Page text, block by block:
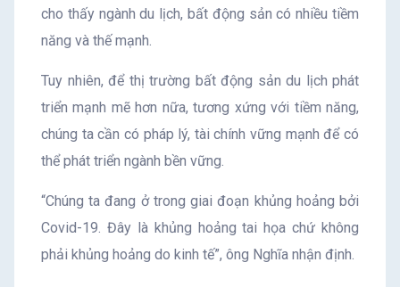
cho thấy ngành du lịch, bất động sản có nhiều tiềm
năng và thế mạnh.
Tuy nhiên, để thị trường bất động sản du lịch phát
triển mạnh mẽ hơn nữa, tương xứng với tiềm năng,
chúng ta cần có pháp lý, tài chính vững mạnh để có
thể phát triển ngành bền vững.
“Chúng ta đang ở trong giai đoạn khủng hoảng bởi
Covid-19. Đây là khủng hoảng tai họa chứ không
phải khủng hoảng do kinh tế”, ông Nghĩa nhận định.